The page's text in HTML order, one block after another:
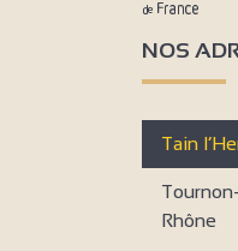
9
NOS
Tain
Rhône